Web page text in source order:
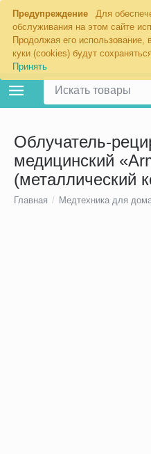
Предупреждение
Для
обслуживания на этом сайте
Продолжая его использование,
куки (cookies) будут
Принять
Облучатель-
медицинский
(металлический
Главная / Медтехника для